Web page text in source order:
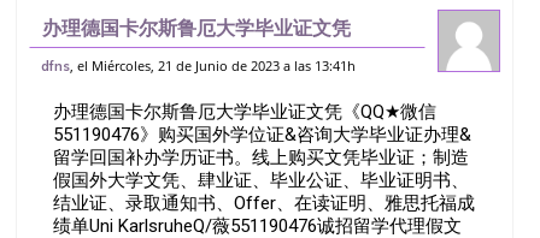
办理德国卡尔斯鲁厄大学毕业证文凭
《QQ★微信551190476》购买国外学位证
证书。线上购买文凭毕业证；制造假国外大
学
dfns , el Miércoles, 21 de Junio de 2023 a las 13:41h
办理德国卡尔斯鲁厄大学毕业证文凭《QQ★微信
551190476》购买国外学位证&咨询大学毕业证办理&
留学回国补办学历证书。线上购买文凭毕业证；制造
假国外大学文凭、肆业证、毕业公证、毕业证明书、
结业证、录取通知书、Offer、在读证明、雅思托福成
绩单Uni KarlsruheQ/薇551190476诚招留学代理假文